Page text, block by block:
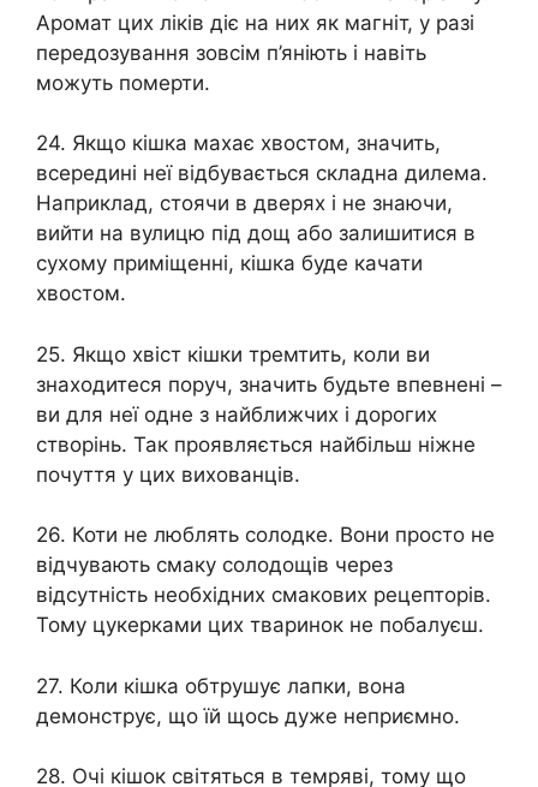
Аромат цих ліків діє на них як магніт, у разі
передозування зовсім п’яніють і навіть
можуть померти.
24. Якщо кішка махає хвостом, значить,
всередині неї відбувається складна дилема.
Наприклад, стоячи в дверях і не знаючи,
вийти на вулицю під дощ або залишитися в
сухому приміщенні, кішка буде качати
хвостом.
25. Якщо хвіст кішки тремтить, коли ви
знаходитеся поруч, значить будьте впевнені –
ви для неї одне з найближчих і дорогих
створінь. Так проявляється найбільш ніжне
почуття у цих вихованців.
26. Коти не люблять солодке. Вони просто не
відчувають смаку солодощів через
відсутність необхідних смакових рецепторів.
Тому цукерками цих тваринок не побалуєш.
27. Коли кішка обтрушує лапки, вона
демонструє, що їй щось дуже неприємно.
28. Очі кішок світяться в темряві, тому що